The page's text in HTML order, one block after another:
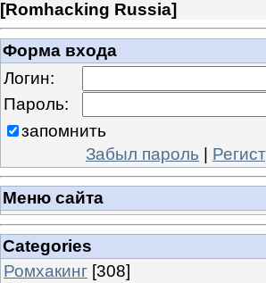
[Romhacking Russia]
Форма входа
Логин:
Пароль:
запомнить
Забыл пароль |
Меню сайта
Categories
Ромхакинг [308]